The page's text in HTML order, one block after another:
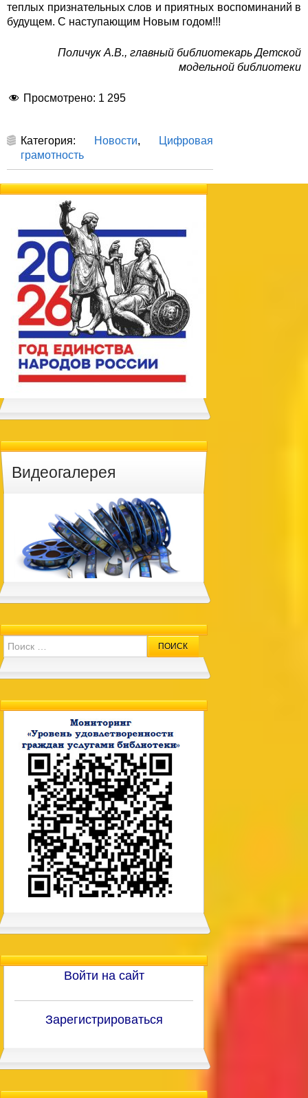
теплых признательных слов и приятных воспоминаний в
будущем. С наступающим Новым годом!!!
Поличук А.В., главный библиотекарь Детской
модельной библиотеки
Просмотрено: 1 295
Категория: Новости,
Цифровая
грамотность
Видеогалерея
Search for:
Войти на сайт
Зарегистрироваться